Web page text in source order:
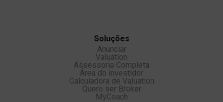
Soluções
Anunciar
Valuation
Assessoria Completa
Área do investidor
Calculadora de Valuation
Quero ser Broker
MyCoach